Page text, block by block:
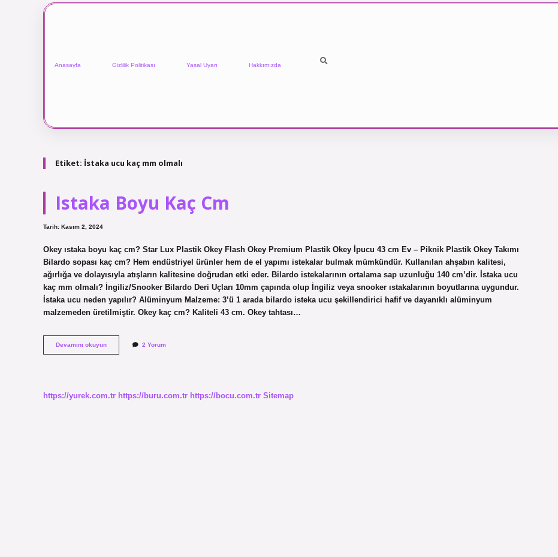
Anasayfa Gizlilik Politikası Yasal Uyarı Hakkımızda
Etiket: İstaka ucu kaç mm olmalı
Istaka Boyu Kaç Cm
Tarih: Kasım 2, 2024
Okey ıstaka boyu kaç cm? Star Lux Plastik Okey Flash Okey Premium Plastik Okey İpucu 43 cm Ev – Piknik Plastik Okey Takımı
Bilardo sopası kaç cm? Hem endüstriyel ürünler hem de el yapımı istekalar bulmak mümkündür. Kullanılan ahşabın kalitesi,
ağırlığa ve dolayısıyla atışların kalitesine doğrudan etki eder. Bilardo istekalarının ortalama sap uzunluğu 140 cm’dir. İstaka ucu
kaç mm olmalı? İngiliz/Snooker Bilardo Deri Uçları 10mm çapında olup İngiliz veya snooker ıstakalarının boyutlarına uygundur.
İstaka ucu neden yapılır? Alüminyum Malzeme: 3’ü 1 arada bilardo isteka ucu şekillendirici hafif ve dayanıklı alüminyum
malzemeden üretilmiştir. Okey kaç cm? Kaliteli 43 cm. Okey tahtası…
Devamını okuyunIstaka
Boyu
2 Yorum
https://yurek.com.tr https://buru.com.tr https://bocu.com.tr Sitemap